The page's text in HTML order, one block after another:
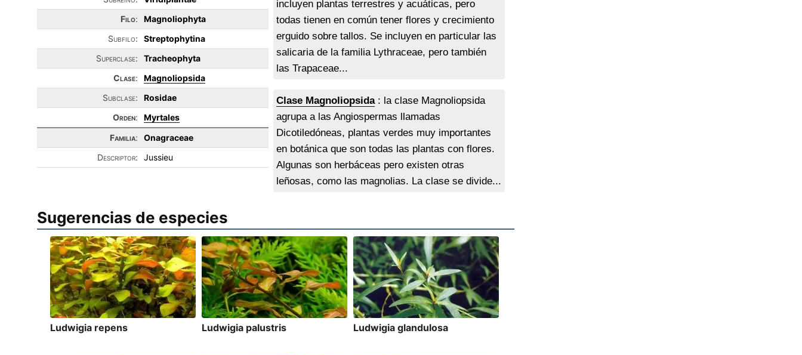
Filo:
Magnoliophyta
Subfilo:
Streptophytina
Superclase:
Tracheophyta
Clase:
Magnoliopsida
Subclase:
Rosidae
Orden:
Myrtales
Familia:
Onagraceae
Descriptor:
Jussieu
incluyen plantas terrestres y acuáticas, pero
todas tienen en común tener flores y crecimiento
erguido sobre tallos. Se incluyen en particular las
salicaria de la familia Lythraceae, pero también
las Trapaceae...
Clase Magnoliopsida: la clase Magnoliopsida
agrupa a las Angiospermas llamadas
Dicotiledóneas, plantas verdes muy importantes
en botánica que son todas las plantas con flores.
Algunas son herbáceas pero existen otras
leñosas, como las magnolias. La clase se divide...
Sugerencias de especies
Ludwigia repens Ludwigia palustris Ludwigia glandulosa